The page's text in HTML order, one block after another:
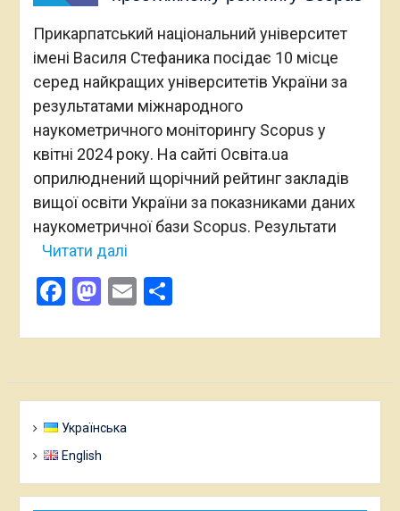
Прикарпатський національний університет
імені Василя Стефаника посідає 10 місце
серед найкращих університетів України за
результатами міжнародного
наукометричного моніторингу Scopus у
квітні 2024 року. На сайті Освіта.ua
оприлюднений щорічний рейтинг закладів
вищої освіти України за показниками даних
наукометричної бази Scopus. Результати
Читати далі
Facebook
Mastodon
EmailПоділитися
Українська
English